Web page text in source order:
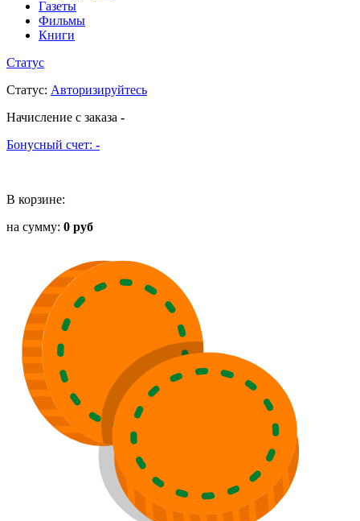
Газеты
Фильмы
Книги
Статус
Статус: Авторизируйтесь
Начисление с заказа -
Бонусный счет: -
В корзине:
на сумму: 0 руб